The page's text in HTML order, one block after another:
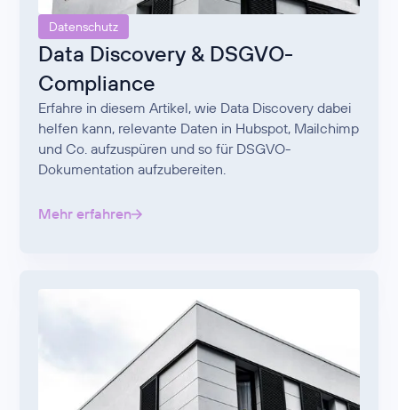
Datenschutz
Data Discovery & DSGVO-
Compliance
Erfahre in diesem Artikel, wie Data Discovery dabei
helfen kann, relevante Daten in Hubspot, Mailchimp
und Co. aufzuspüren und so für DSGVO-
Dokumentation aufzubereiten.
Mehr erfahren